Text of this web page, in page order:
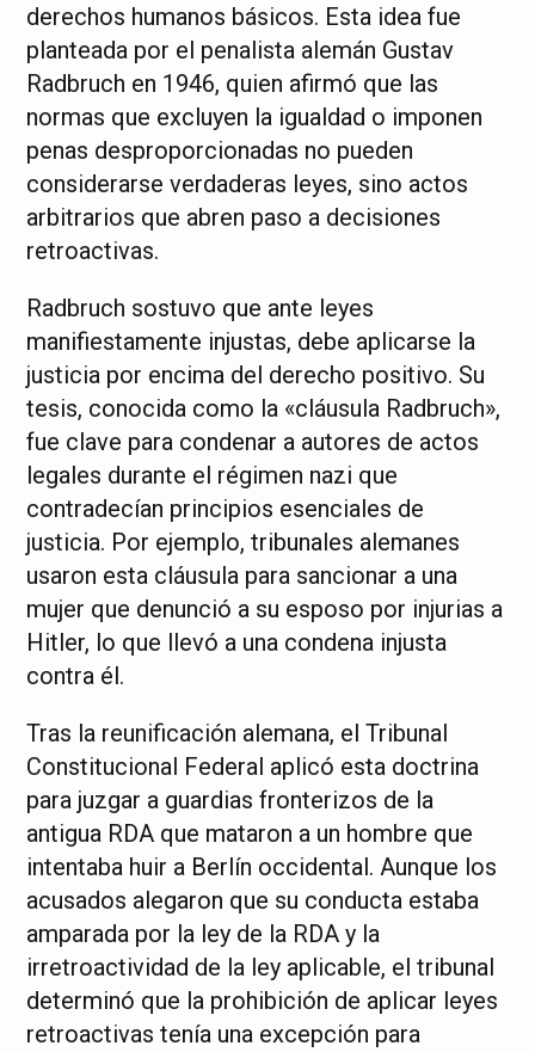
derechos humanos básicos. Esta idea fue
planteada por el penalista alemán Gustav
Radbruch en 1946, quien afirmó que las
normas que excluyen la igualdad o imponen
penas desproporcionadas no pueden
considerarse verdaderas leyes, sino actos
arbitrarios que abren paso a decisiones
retroactivas.
Radbruch sostuvo que ante leyes
manifiestamente injustas, debe aplicarse la
justicia por encima del derecho positivo. Su
tesis, conocida como la «cláusula Radbruch»,
fue clave para condenar a autores de actos
legales durante el régimen nazi que
contradecían principios esenciales de
justicia. Por ejemplo, tribunales alemanes
usaron esta cláusula para sancionar a una
mujer que denunció a su esposo por injurias a
Hitler, lo que llevó a una condena injusta
contra él.
Tras la reunificación alemana, el Tribunal
Constitucional Federal aplicó esta doctrina
para juzgar a guardias fronterizos de la
antigua RDA que mataron a un hombre que
intentaba huir a Berlín occidental. Aunque los
acusados alegaron que su conducta estaba
amparada por la ley de la RDA y la
irretroactividad de la ley aplicable, el tribunal
determinó que la prohibición de aplicar leyes
retroactivas tenía una excepción para